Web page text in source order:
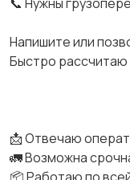
Напишите или
Быстро рассчитаю
📩 Отвечаю
🚛 Возможна